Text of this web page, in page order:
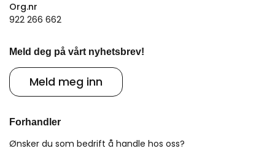
Org.nr
922 266 662
Meld deg på vårt nyhetsbrev!
Meld meg inn
Forhandler
Ønsker du som bedrift å handle hos oss?